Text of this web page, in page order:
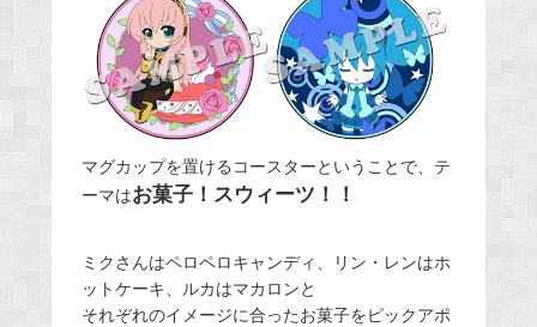
マグカップを置けるコースターということで、テ
ーマはお菓子！スウィーツ！！
ミクさんはペロペロキャンディ、リン・レンはホ
ットケーキ、ルカはマカロンと
それぞれのイメージに合ったお菓子をピックアポ